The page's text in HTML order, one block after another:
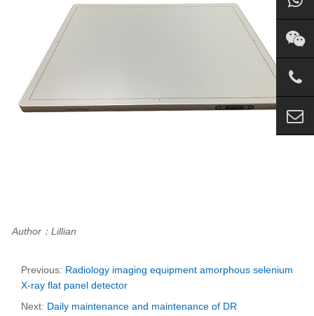
Author：Lillian
Previous: Radiology imaging equipment amorphous selenium
X-ray flat panel detector
Next: Daily maintenance and maintenance of DR